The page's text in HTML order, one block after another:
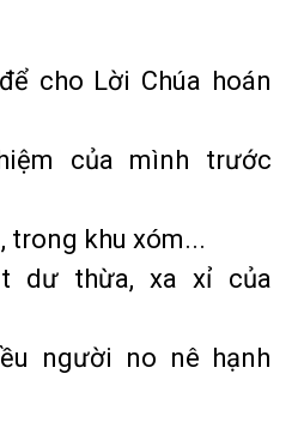
cho Lời Chúa hoán
của mình trước
trong khu xóm...
dư thừa, xa xỉ của
người no nê hạnh